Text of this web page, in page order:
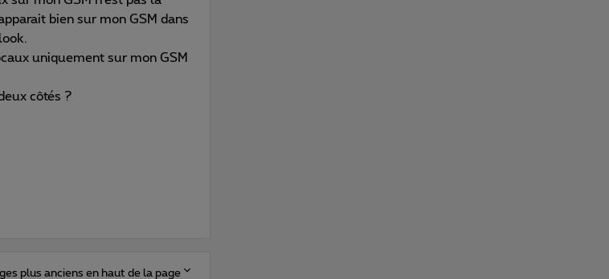
bien sur mon GSM dans
uniquement sur mon GSM
côtés ?
plus anciens en haut de la page